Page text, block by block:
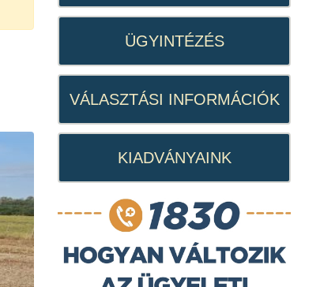
ÜGYINTÉZÉS
VÁLASZTÁSI INFORMÁCIÓK
KIADVÁNYAINK